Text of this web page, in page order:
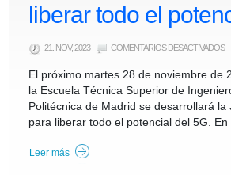
liberar todo el
21. NOV, 2023 COMENTARIOS DESACTIVADOSEN
El próximo martes 28 de noviembre de
la Escuela Técnica Superior de
Politécnica de Madrid se desarrollará
para liberar todo el potencial del 5G.
Leer más